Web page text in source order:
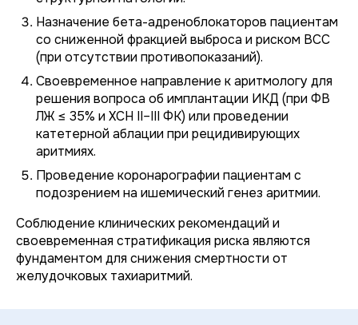
Назначение бета-адреноблокаторов пациентам
со сниженной фракцией выброса и риском ВСС
(при отсутствии противопоказаний).
Своевременное направление к аритмологу для
решения вопроса об имплантации ИКД (при ФВ
ЛЖ ≤ 35% и ХСН II–III ФК) или проведении
катетерной аблации при рецидивирующих
аритмиях.
Проведение коронарографии пациентам с
подозрением на ишемический генез аритмии.
Соблюдение клинических рекомендаций и
своевременная стратификация риска являются
фундаментом для снижения смертности от
желудочковых тахиаритмий.